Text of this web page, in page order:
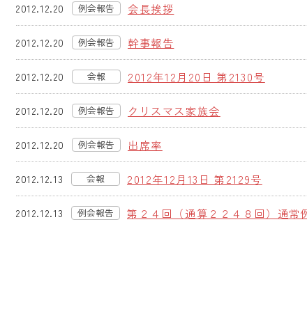
2012.12.20
例会報告
会長挨拶
2012.12.20
例会報告
幹事報告
2012.12.20 会報 2012年12月20日 第2130号
2012.12.20
例会報告
クリスマス家族会
2012.12.20
例会報告
出席率
2012.12.13 会報 2012年12月13日 第2129号
2012.12.13
例会報告
第２４回（通算２２４８回）通常